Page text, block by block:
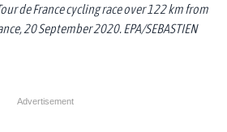
de France cycling race over 122 km from
20 September 2020. EPA/SEBASTIEN